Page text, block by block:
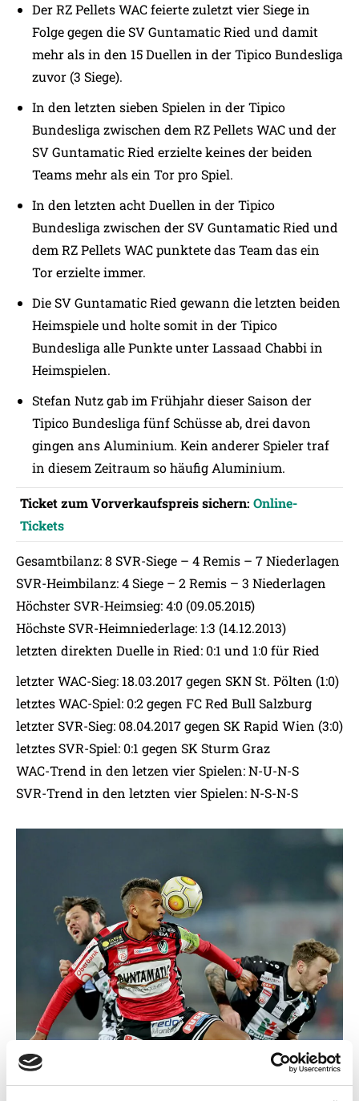
Der RZ Pellets WAC feierte zuletzt vier Siege in
Folge gegen die SV Guntamatic Ried und damit
mehr als in den 15 Duellen in der Tipico Bundesliga
zuvor (3 Siege).
In den letzten sieben Spielen in der Tipico
Bundesliga zwischen dem RZ Pellets WAC und der
SV Guntamatic Ried erzielte keines der beiden
Teams mehr als ein Tor pro Spiel.
In den letzten acht Duellen in der Tipico
Bundesliga zwischen der SV Guntamatic Ried und
dem RZ Pellets WAC punktete das Team das ein
Tor erzielte immer.
Die SV Guntamatic Ried gewann die letzten beiden
Heimspiele und holte somit in der Tipico
Bundesliga alle Punkte unter Lassaad Chabbi in
Heimspielen.
Stefan Nutz gab im Frühjahr dieser Saison der
Tipico Bundesliga fünf Schüsse ab, drei davon
gingen ans Aluminium. Kein anderer Spieler traf
in diesem Zeitraum so häufig Aluminium.
Ticket zumVorverkaufspreissichern: Online-
Tickets
Gesamtbilanz: 8 SVR-Siege – 4 Remis – 7 Niederlagen
SVR-Heimbilanz: 4 Siege – 2 Remis – 3 Niederlagen
Höchster SVR-Heimsieg: 4:0 (09.05.2015)
Höchste SVR-Heimniederlage: 1:3 (14.12.2013)
letzten direkten Duelle in Ried: 0:1 und 1:0 für Ried
letzter WAC-Sieg: 18.03.2017 gegen SKN St. Pölten (1:0)
letztes WAC-Spiel: 0:2 gegen FC Red Bull Salzburg
letzter SVR-Sieg: 08.04.2017 gegen SK Rapid Wien (3:0)
letztes SVR-Spiel: 0:1 gegen SK Sturm Graz
WAC-Trend in den letzen vier Spielen: N-U-N-S
SVR-Trend in den letzten vier Spielen: N-S-N-S